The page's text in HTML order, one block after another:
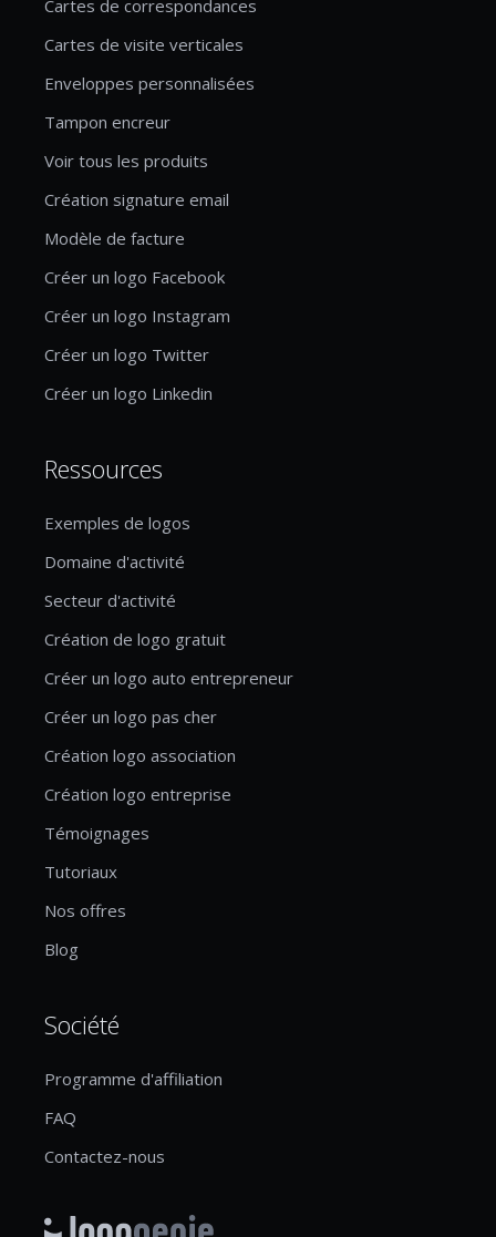
Cartes de correspondances
Cartes de visite verticales
Enveloppes personnalisées
Tampon encreur
Voir tous les produits
Création signature email
Modèle de facture
Créer un logo Facebook
Créer un logo Instagram
Créer un logo Twitter
Créer un logo Linkedin
Ressources
Exemples de logos
Domaine d'activité
Secteur d'activité
Création de logo gratuit
Créer un logo auto entrepreneur
Créer un logo pas cher
Création logo association
Création logo entreprise
Témoignages
Tutoriaux
Nos offres
Blog
Société
Programme d'affiliation
FAQ
Contactez-nous